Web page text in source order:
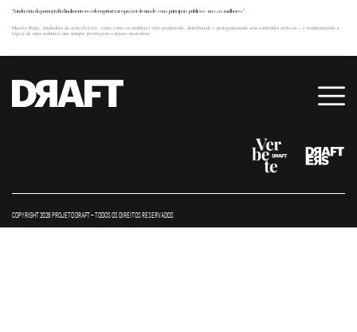
“A indústria da pornografia finalmente resolveu priorizar o prazer de um de seus principais públicos: nós, as mulheres”
Marilia Ponte, fundadora da sextech Lilit, conta como as mulheres vêm produzindo, distribuindo e protagonizando seus conteúdos eróticos -- e transformando a
lógica de uma indústria que sempre privilegiou o prazer masculino.
COPYRIGHT 2026 PROJETO DRAFT – TODOS OS DIREITOS RESERVADOS